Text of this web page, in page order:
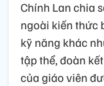
Chính Lan chia
ngoài kiến thức
kỹ năng khác
tập thể, đoàn
của giáo viên